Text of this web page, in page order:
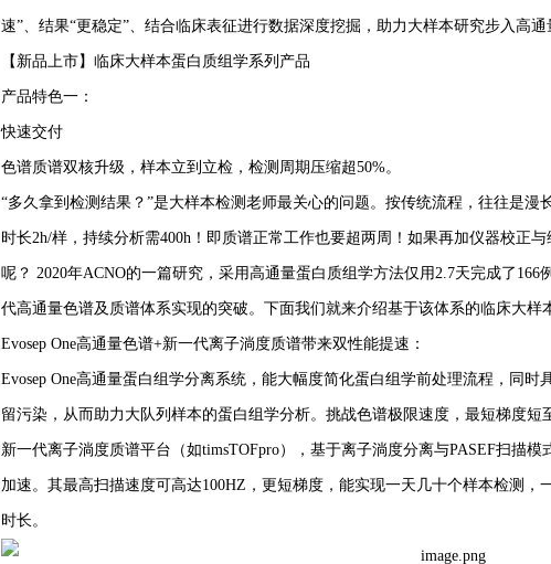
速”、结果“更稳定”、结合临床表征进行数据深度挖掘，助力大样本研究步入高
【新品上市】临床大样本蛋白质组学系列产品
产品特色一：
快速交付
色谱质谱双核升级，样本立到立检，检测周期压缩超50%。
“多久拿到检测结果？”是大样本检测老师最关心的问题。按传统流程，往往是漫
时长2h/样，持续分析需400h！即质谱正常工作也要超两周！如果再加仪器校正
呢？ 2020年ACNO的一篇研究，采用高通量蛋白质组学方法仅用2.7天完成了
代高通量色谱及质谱体系实现的突破。下面我们就来介绍基于该体系的临床大样
Evosep One高通量色谱+新一代离子淌度质谱带来双性能提速：
Evosep One高通量蛋白组学分离系统，能大幅度简化蛋白组学前处理流程，同
留污染，从而助力大队列样本的蛋白组学分析。挑战色谱极限速度，最短梯度短
新一代离子淌度质谱平台（如timsTOFpro），基于离子淌度分离与PASEF扫描
加速。其最高扫描速度可高达100HZ，更短梯度，能实现一天几十个样本检测，
时长。